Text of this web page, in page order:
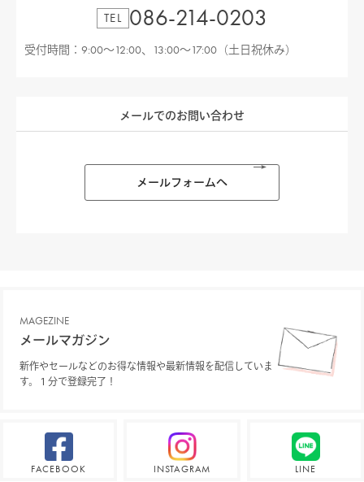
TEL 086-214-0203
受付時間：9:00〜12:00、13:00〜17:00（土日祝休み）
メールでのお問い合わせ
メールフォームへ
MAGEZINE
メールマガジン
新作やセールなどのお得な情報や最新情報を配信していま
す。１分で登録完了！
FACEBOOK INSTAGRAM LINE